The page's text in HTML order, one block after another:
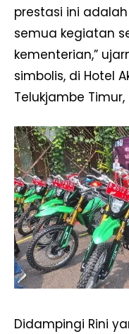
prestasi ini
semua kegiatan
kementerian,”
simbolis, di Hotel
Telukjambe Timur,
Didampingi Rini